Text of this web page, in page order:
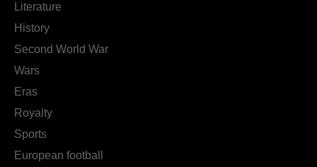
Literature
History
Second World War
Wars
Eras
Royalty
Sports
European football